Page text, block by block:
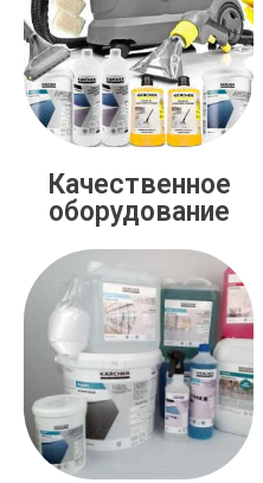
Качественное
оборудование